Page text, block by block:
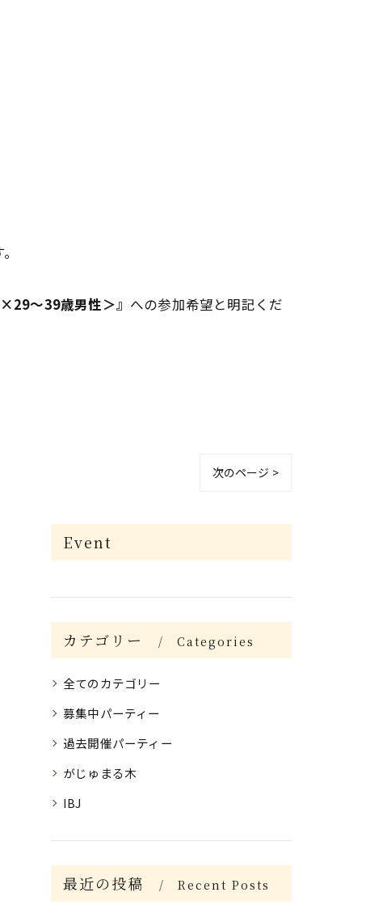
～39歳男性＞』 への参加希望と明記くだ
次のページ >
Event
カテゴリー Categories
全てのカテゴリー
募集中パーティー
過去開催パーティー
がじゅまる木
IBJ
最近の投稿 Recent Posts